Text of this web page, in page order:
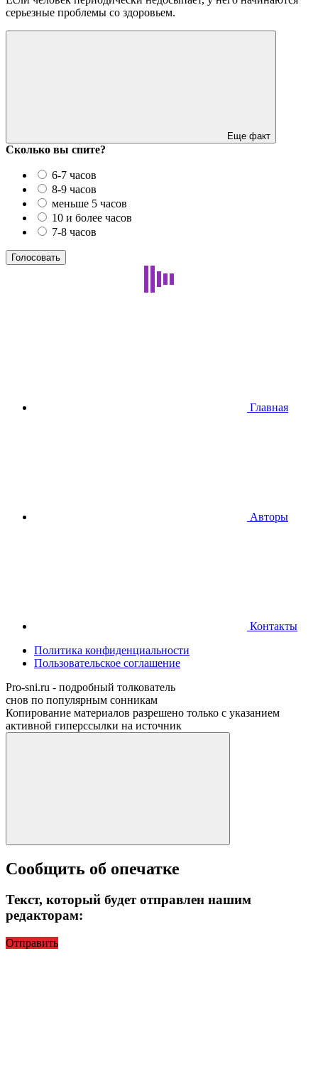
серьезные проблемы со здоровьем.
Еще факт
Сколько вы спите?
6-7 часов
8-9 часов
меньше 5 часов
10 и более часов
7-8 часов
Главная
Авторы
Контакты
Политика конфиденциальности
Пользовательское соглашение
Pro-sni.ru - подробный толкователь
снов по популярным сонникам
Копирование материалов разрешено только с указанием
активной гиперссылки на источник
Сообщить об опечатке
Текст, который будет отправлен нашим
редакторам:
Отправить